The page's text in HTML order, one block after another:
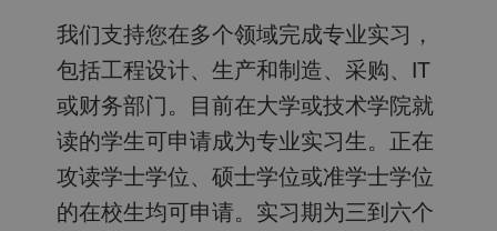
我们支持您在多个领域完成专业实习，
包括工程设计、生产和制造、采购、IT
或财务部门。目前在大学或技术学院就
读的学生可申请成为专业实习生。正在
攻读学士学位、硕士学位或准学士学位
的在校生均可申请。实习期为三到六个